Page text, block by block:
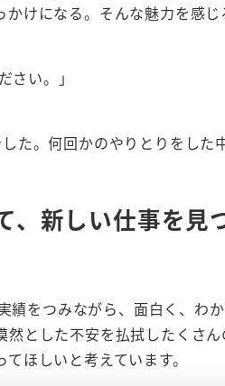
けになる。そんな魅力を感
さい。」
た。何回かのやりとりをし
新しい仕事を見
績をつみながら、面白く、わ
とした不安を払拭したくさ
ほしいと考えています。